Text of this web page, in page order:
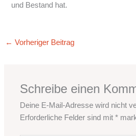
und Bestand hat.
← Vorheriger Beitrag
Schreibe einen
Deine E-Mail-Adresse wird nicht
Erforderliche Felder sind mit*